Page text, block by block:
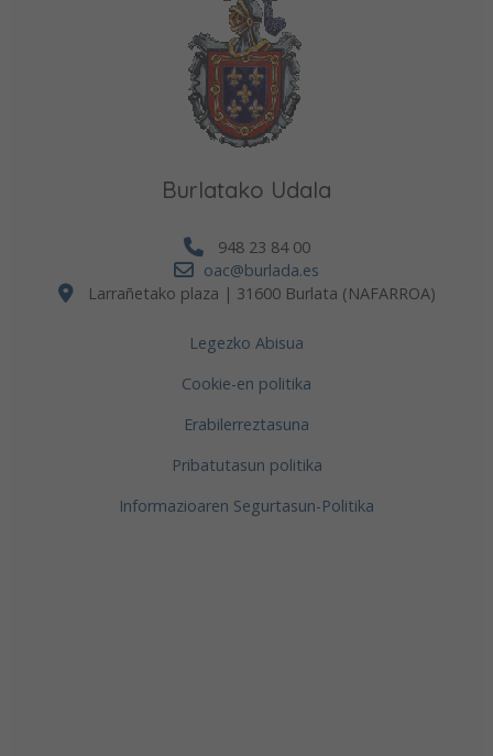
Burlatako Udala
948 23 84 00
oac@burlada.es
Larrañetako plaza | 31600 Burlata (NAFARROA)
Legezko Abisua
Cookie-en politika
Erabilerreztasuna
Pribatutasun politika
Informazioaren Segurtasun-Politika